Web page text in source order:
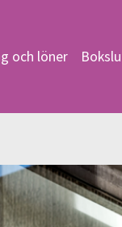
och löner